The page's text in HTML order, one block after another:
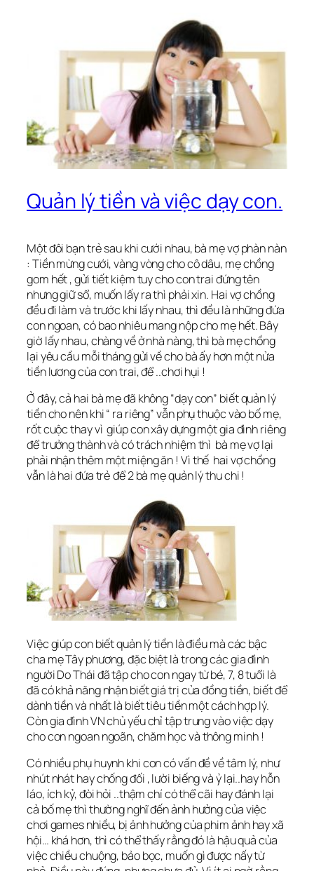
Quản lý tiền và việc dạy con.
Một đôi bạn trẻ sau khi cưới nhau, bà mẹ vợ phàn nàn
: Tiền mừng cưới, vàng vòng cho cô dâu, mẹ chồng
gom hết , gửi tiết kiệm tuy cho con trai đứng tên
nhưng giữ sổ, muốn lấy ra thì phải xin. Hai vợ chồng
đều đi làm và trước khi lấy nhau, thì đều là những đứa
con ngoan, có bao nhiêu mang nộp cho mẹ hết. Bây
giờ lấy nhau, chàng về ở nhà nàng, thì bà mẹ chồng
lại yêu cầu mỗi tháng gửi về cho bà ấy hơn một nửa
tiền lương của con trai, để ..chơi hụi !
Ở đây, cả hai bà mẹ đã không “dạy con” biết quản lý
tiền cho nên khi “ ra riêng” vẫn phụ thuộc vào bố mẹ,
rốt cuộc thay vì giúp con xây dựng một gia đình riêng
để trưởng thành và có trách nhiệm thì bà mẹ vợ lại
phải nhận thêm một miệng ăn ! Vì thế hai vợ chồng
vẫn là hai đứa trẻ để 2 bà mẹ quản lý thu chi !
Việc giúp con biết quản lý tiền là điều mà các bậc
cha mẹ Tây phương, đặc biệt là trong các gia đình
người Do Thái đã tập cho con ngay từ bé, 7, 8 tuổi là
đã có khả năng nhận biết giá trị của đồng tiền, biết để
dành tiền và nhất là biết tiêu tiền một cách hợp lý.
Còn gia đình VN chủ yếu chỉ tập trung vào việc dạy
cho con ngoan ngoãn, chăm học và thông minh !
Có nhiều phụ huynh khi con có vấn đề về tâm lý, như
nhút nhát hay chống đối , lười biếng và ỷ lại..hay hỗn
láo, ích kỷ, đòi hỏi ..thậm chí có thể cãi hay đánh lại
cả bố mẹ thì thường nghĩ đến ảnh hưởng của việc
chơi games nhiều, bị ảnh hưởng của phim ảnh hay xã
hội… khá hơn, thì có thể thấy rằng đó là hậu quả của
việc chiều chuộng, bảo bọc, muốn gì được nấy từ